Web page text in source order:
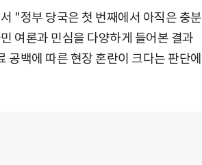
"정부 당국은 첫 번째에서 아직은 충분
여론과 민심을 다양하게 들어본 결과
백에 따른 현장 혼란이 크다는 판단에